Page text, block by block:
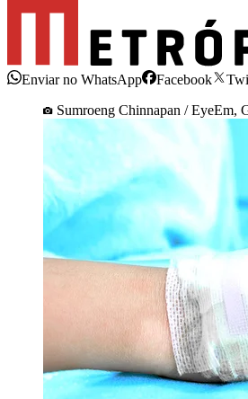
Enviar no WhatsApp Facebook
Sumroeng Chinnapan / EyeEm,